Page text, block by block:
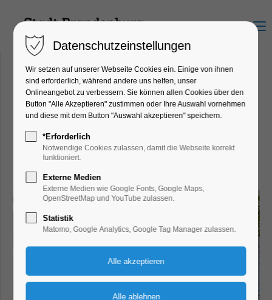
Menu
CHRIST Juweliere und
Uhrmacher
Sankt-Annen-Str. 21-23, 14776
Brandenburg an der Havel
Datenschutzeinstellungen
Wir setzen auf unserer Webseite Cookies ein. Einige von ihnen
sind erforderlich, während andere uns helfen, unser
Onlineangebot zu verbessern. Sie können allen Cookies über den
Button "Alle Akzeptieren" zustimmen oder Ihre Auswahl vornehmen
und diese mit dem Button "Auswahl akzeptieren" speichern.
*Erforderlich
Notwendige Cookies zulassen, damit die Webseite korrekt
funktioniert.
Externe Medien
Externe Medien wie Google Fonts, Google Maps,
OpenStreetMap und YouTube zulassen.
Statistik
Matomo, Google Analytics, Google Tag Manager zulassen.